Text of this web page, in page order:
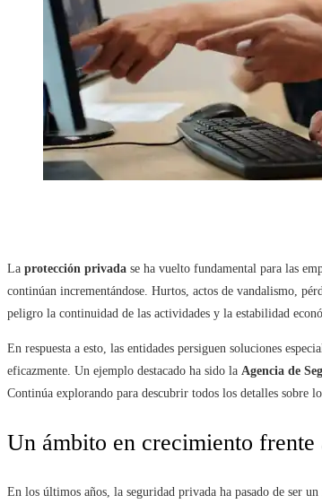
La protección privada se ha vuelto fundamental para las
continúan incrementándose. Hurtos, actos de vandalismo,
peligro la continuidad de las actividades y la estabilidad
En respuesta a esto, las entidades persiguen soluciones
eficazmente. Un ejemplo destacado ha sido la Agencia de
Continúa explorando para descubrir todos los detalles sobre
Un ámbito en crecimiento frente
En los últimos años, la seguridad privada ha pasado de ser